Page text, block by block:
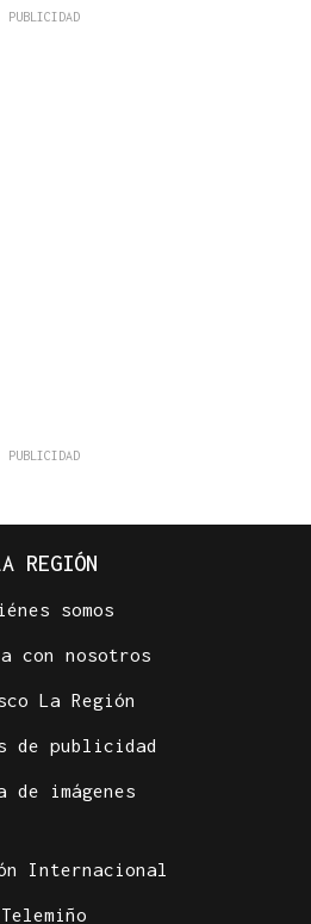
REGIÓN
somos
con nosotros
La Región
de publicidad
de imágenes
Internacional
Telemiño